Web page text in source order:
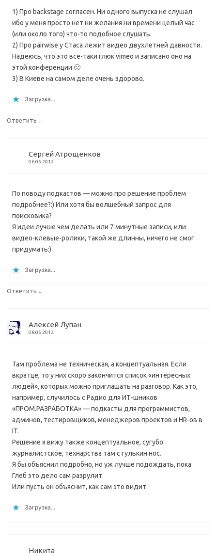
1) Про backstage согласен. Ни одного выпуска не слушал
ибо у меня просто нет ни желания ни времени целый час
(или около того) что-то подобное слушать.
2) Про pairwise у Стаса лежит видео двухлетней давности.
Надеюсь, что это все-таки глюк vimeo и записано оно на
этой конференции 🙂
3) В Киеве на самом деле очень здорово.
Загрузка...
Ответить ↓
Сергей Атрощенков
06.05.2012
По поводу подкастов — можно про решение проблем
подробнее?:) Или хотя бы волшебный запрос для
поисковика?
Я идеи лучше чем делать или 7 минутные записи, или
видео-клевые-ролики, такой же длинны, ничего не смог
придумать:)
Загрузка...
Ответить ↓
Алексей Лупан
08.05.2012
Там проблема не техническая, а концептуальная. Если
вкратце, то у них скоро закончится список «интересных
людей», которых можно приглашать на разговор. Как это,
например, случилось с Радио для ИТ-шников
«ПРОМ.РАЗРАБОТКА» — подкасты для программистов,
админов, тестировщиков, менеджеров проектов и HR-ов в
IT.
Решение я вижу также концептуальное, сугубо
журналистское, технарства там с гулькин нос.
Я бы объяснил подробно, но уж лучше подождать, пока
Глеб это дело сам разрулит.
Или пусть он объяснит, как сам это видит.
Загрузка...
Никита